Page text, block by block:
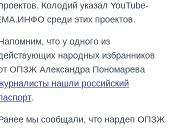
Колодий указал YouTube-
среди этих проектов.
что у одного из
народных избранников
ОПЗЖ Александра Пономарева
нашли российский
.
мы сообщали, что нардеп ОПЗЖ
бюджет
обороны за 13 лет
войны с россией